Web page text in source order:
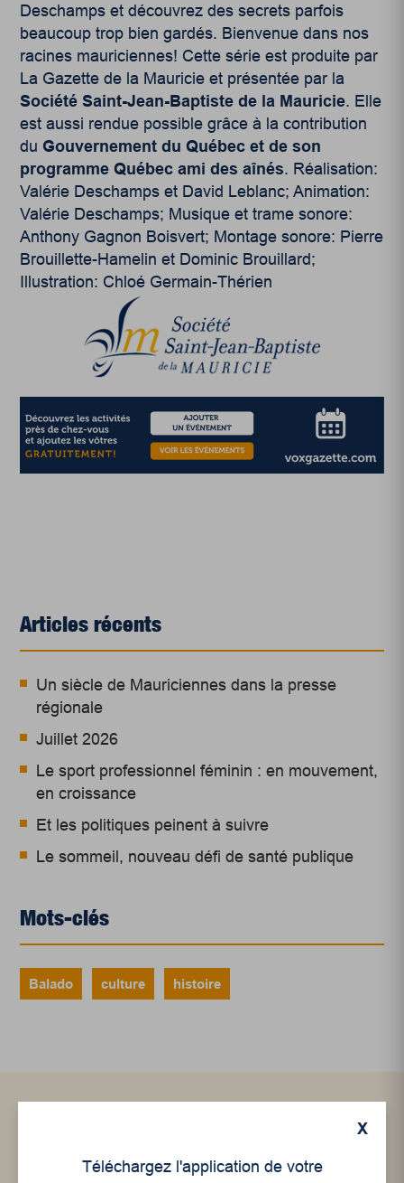
Deschamps et découvrez des secrets parfois
beaucoup trop bien gardés. Bienvenue dans nos
racines mauriciennes! Cette série est produite par
La Gazette de la Mauricie et présentée par la
Société Saint-Jean-Baptiste de la Mauricie. Elle
est aussi rendue possible grâce à la contribution
du Gouvernement du Québec et de son
programme Québec ami des aînés. Réalisation:
Valérie Deschamps et David Leblanc; Animation:
Valérie Deschamps; Musique et trame sonore:
Anthony Gagnon Boisvert; Montage sonore: Pierre
Brouillette-Hamelin et Dominic Brouillard;
Illustration: Chloé Germain-Thérien
Articles récents
Un siècle de Mauriciennes dans la presse
régionale
Juillet 2026
Le sport professionnel féminin : en mouvement,
en croissance
Et les politiques peinent à suivre
Le sommeil, nouveau défi de santé publique
Mots-clés
Balado culture histoire
X
Téléchargez l'application de votre